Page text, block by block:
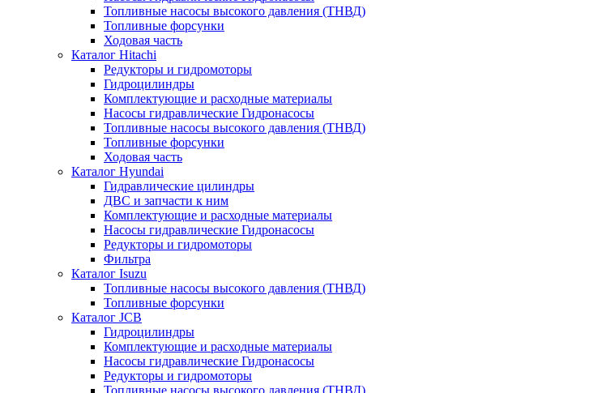
Топливные насосы высокого давления (ТНВД)
Топливные форсунки
Ходовая часть
Каталог Hitachi
Редукторы и гидромоторы
Гидроцилиндры
Комплектующие и расходные материалы
Насосы гидравлические Гидронасосы
Топливные насосы высокого давления (ТНВД)
Топливные форсунки
Ходовая часть
Каталог Hyundai
Гидравлические цилиндры
ДВС и запчасти к ним
Комплектующие и расходные материалы
Насосы гидравлические Гидронасосы
Редукторы и гидромоторы
Фильтра
Каталог Isuzu
Топливные насосы высокого давления (ТНВД)
Топливные форсунки
Каталог JCB
Гидроцилиндры
Комплектующие и расходные материалы
Насосы гидравлические Гидронасосы
Редукторы и гидромоторы
Топливные насосы высокого давления (ТНВД)